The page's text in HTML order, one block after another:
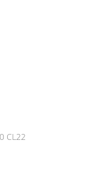
CL22